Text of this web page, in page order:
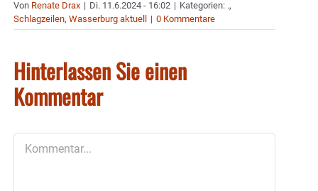
Von Renate Drax | Di. 11.6.2024 - 16:02 | Kategorien: .,
Schlagzeilen, Wasserburg aktuell | 0 Kommentare
Hinterlassen Sie einen
Kommentar